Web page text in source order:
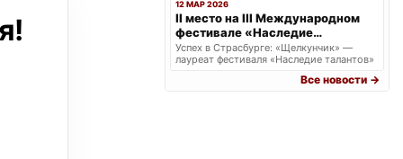
12 МАР 2026
II место на III Международном
фестивале «Наследие
талантов» в г. Страсбурге.
Успех в Страсбурге: «Щелкунчик» —
лауреат фестиваля «Наследие талантов»
Все новости →